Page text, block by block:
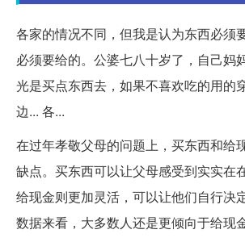
各家的情况不同，但我是认为东西必须
必须要给的。公婆七八十岁了，自己妈
光是买点东西去，如果不喜欢吃的用的
边... 各...
在过年孝敬父母的问题上，买东西和给
缺点。买东西可以让父母感受到实实在
给现金则更加灵活，可以让他们自行决
数据来看，大多数人还是更倾向于给现